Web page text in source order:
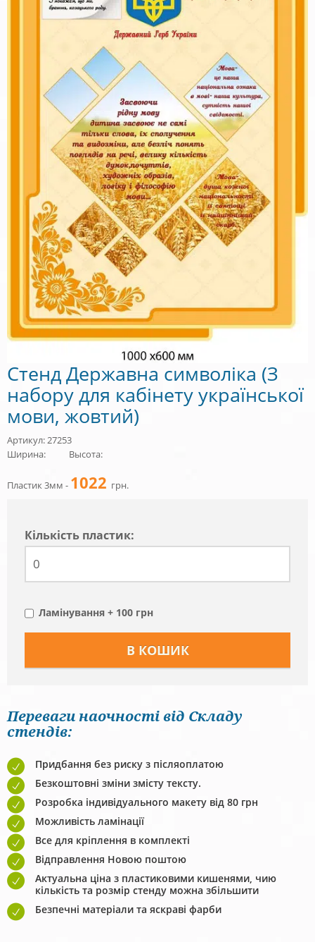
Стенд Державна символіка (З
набору для кабінету української
мови, жовтий)
Артикул: 27253
Ширина:
Высота:
Пластик 3мм - 1022 грн.
Кiлькiсть пластик:
Ламінування + 100 грн
Переваги наочності від Складу
стендів:
Придбання без риску з післяоплатою
Безкоштовні зміни змісту тексту.
Розробка індивідуального макету від 80 грн
Можливість ламінації
Все для кріплення в комплекті
Відправлення Новою поштою
Актуальна ціна з пластиковими кишенями, чию
кількість та розмір стенду можна збільшити
Безпечні матеріали та яскраві фарби